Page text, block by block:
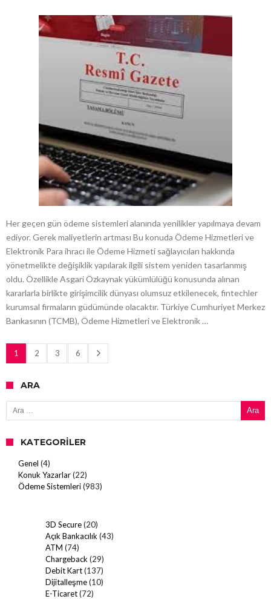
Her geçen gün ödeme sistemleri alanında yenilikler yapılmaya devam
ediyor. Gerek maliyetlerin artması Bu konuda Ödeme Hizmetleri ve
Elektronik Para ihracı ile Ödeme Hizmeti sağlayıcıları hakkında
yönetmelikte değişiklik yapılarak ilgili sistem yeniden tasarlanmış
oldu. Özellikle Asgari Özkaynak yükümlülüğü konusunda alınan
kararlarla birlikte girişimcilik dünyası olumsuz etkilenecek, fintechler
kurumsal firmaların güdümünde olacaktır. Türkiye Cumhuriyet Merkez
Bankasının (TCMB), Ödeme Hizmetleri ve Elektronik …
1 2 3 6
ARA
Arama:
KATEGORILER
Genel (4)
Konuk Yazarlar(22)
Ödeme Sistemleri(983)
3D Secure(20)
Açık Bankacılık (43)
ATM (74)
Chargeback (29)
Debit Kart(137)
Dijitalleşme(10)
E-Ticaret(72)